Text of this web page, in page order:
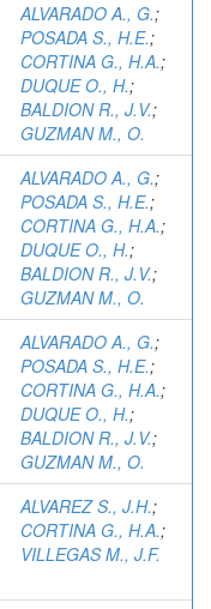
ALVARADO A., G.;
POSADA S., H.E.;
CORTINA G., H.A.;
DUQUE O., H.;
BALDION R., J.V.;
GUZMAN M., O.
ALVARADO A., G.;
POSADA S., H.E.;
CORTINA G., H.A.;
DUQUE O., H.;
BALDION R., J.V.;
GUZMAN M., O.
ALVARADO A., G.;
POSADA S., H.E.;
CORTINA G., H.A.;
DUQUE O., H.;
BALDION R., J.V.;
GUZMAN M., O.
ALVAREZ S., J.H.;
CORTINA G., H.A.;
VILLEGAS M., J.F.